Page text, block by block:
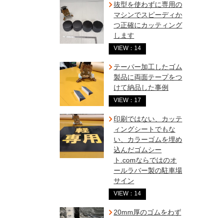
抜型を使わずに専用の
マシンでスピーディか
つ正確にカッティング
します
VIEW：14
テーパー加工したゴム
製品に両面テープをつ
けて納品した事例
VIEW：17
印刷ではない、カッテ
ィングシートでもな
い、カラーゴムを埋め
込んだゴムシー
ト.comならではのオ
ールラバー製の駐車場
サイン
VIEW：14
20mm厚のゴムをわず